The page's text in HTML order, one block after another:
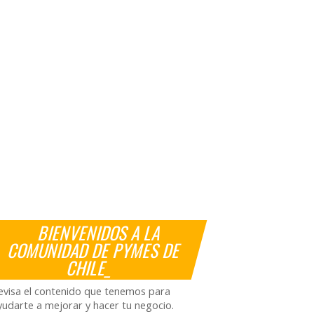
BIENVENIDOS A LA
COMUNIDAD DE PYMES DE
CHILE_
el contenido que tenemos para
a mejorar y hacer tu negocio.